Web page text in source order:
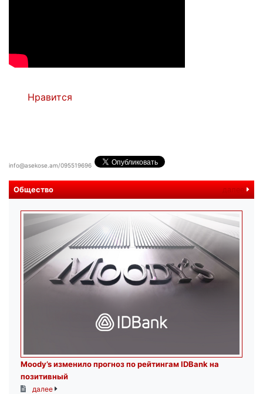
Нравится
info@asekose.am/095519696
Общество далее
Moody’s изменило прогноз по рейтингам IDBank на
позитивный
далее